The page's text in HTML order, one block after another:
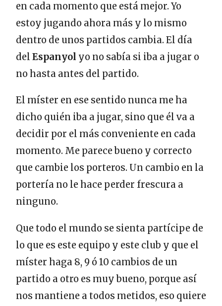
en cada momento que está mejor. Yo
estoy jugando ahora más y lo mismo
dentro de unos partidos cambia. El día
del Espanyol yo no sabía si iba a jugar o
no hasta antes del partido.
El míster en ese sentido nunca me ha
dicho quién iba a jugar, sino que él va a
decidir por el más conveniente en cada
momento. Me parece bueno y correcto
que cambie los porteros. Un cambio en la
portería no le hace perder frescura a
ninguno.
Que todo el mundo se sienta partícipe de
lo que es este equipo y este club y que el
míster haga 8, 9 ó 10 cambios de un
partido a otro es muy bueno, porque así
nos mantiene a todos metidos, eso quiere